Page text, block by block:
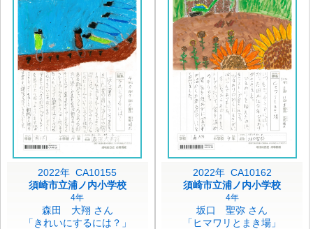
2022年 CA10155
須崎市立浦ノ内小学校
4年
森田 大翔 さん
「きれいにするには？」
2022年 CA10162
須崎市立浦ノ内小学校
4年
坂口 聖弥 さん
「ヒマワリとまき場」